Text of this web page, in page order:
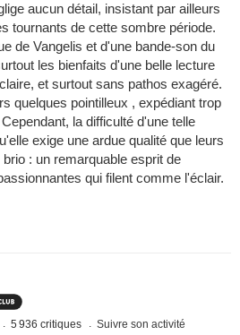
aucun détail, insistant par ailleurs
tournants de cette sombre période.
de Vangelis et d'une bande-son du
les bienfaits d'une belle lecture
et surtout sans pathos exagéré.
quelques pointilleux , expédiant trop
la difficulté d'une telle
exige une ardue qualité que leurs
: un remarquable esprit de
qui filent comme l'éclair.
5 936 critiques Suivre son activité